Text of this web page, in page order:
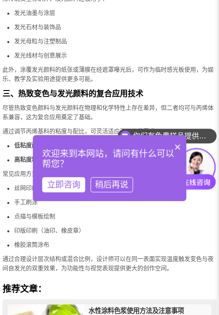
发光油墨与涂层
发光石材与装饰品
发光母粒与注塑制品
发光线材与创意展示
此外，涂覆发光颜料的纸张或薄膜在经遮罩曝光后，可作为临时感光板使用，为娱
乐、教学及实验用途提供更多可能。
三、热致变色与发光颜料的复合应用技术
尽管热致变色颜料与发光颜料在物理和化学特性上存在差异，但二者均可与丙烯体
系兼容，这为复合应用奠定了基础。
通过调节丙烯基料的粘度与配比，可灵活适应不同工艺需求：
低粘度配方
高粘度糊状体系：适用于丝网印刷与模板印刷。
常见应用方式包括：
丝网印刷
手工刷涂
点描与模板绘制
印版印刷（油印、橡皮章）
橡胶滚筒涂布
通过合理设计层次结构或混合比例，设计师可以在同一表面实现温度触发变色与夜
间自发光的双重效果，为功能性与视觉表现提供更大的创作空间。
推荐文章：
水性涂料色浆使用方法及注意事项
你们可以提供配色服务吗？
×
欢迎来到本网站，请问有什么可以
帮您？
立即咨询 稍后再说